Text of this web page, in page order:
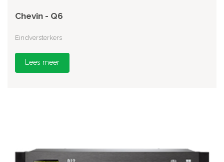
Chevin - Q6
Eindversterkers
Lees meer